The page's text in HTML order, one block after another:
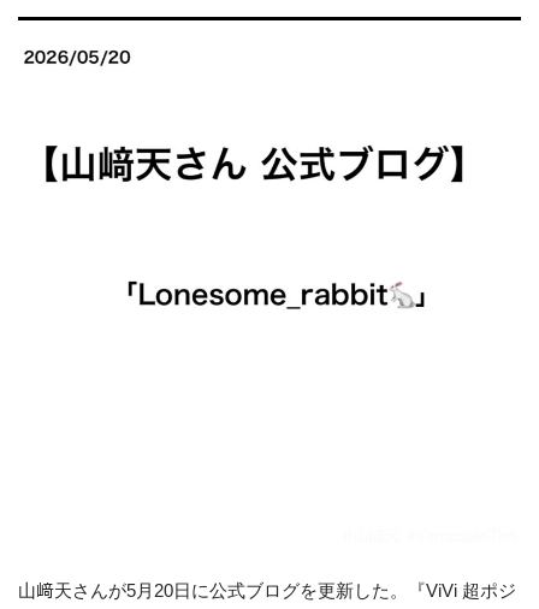
山﨑天さんが5月20日に公式ブログを更新した。『ViVi 超ポジ